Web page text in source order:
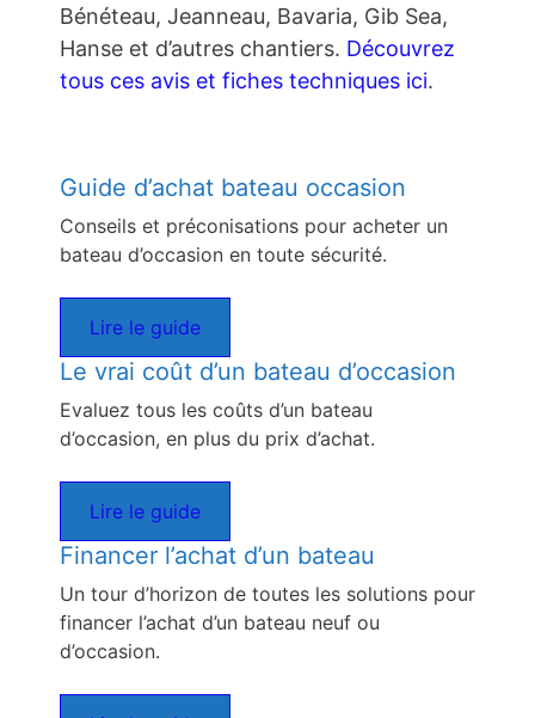
Bénéteau, Jeanneau, Bavaria, Gib Sea,
Hanse et d’autres chantiers. Découvrez
tous ces avis et fiches techniques ici.
Guide d’achat bateau occasion
Conseils et préconisations pour acheter un
bateau d’occasion en toute sécurité.
Lire le guide
Le vrai coût d’un bateau d’occasion
Evaluez tous les coûts d’un bateau
d’occasion, en plus du prix d’achat.
Lire le guide
Financer l’achat d’un bateau
Un tour d’horizon de toutes les solutions pour
financer l’achat d’un bateau neuf ou
d’occasion.